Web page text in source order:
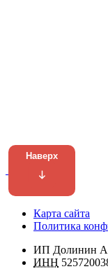
Наверх
Карта сайта
Политика
ИП Долинин
ИНН